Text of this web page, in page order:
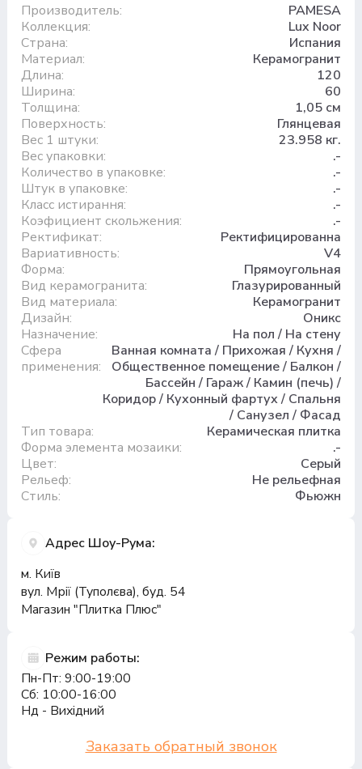
Производитель:
PAMESA
Коллекция:
Lux Noor
Страна:
Испания
Материал:
Керамогранит
Длина:
120
Ширина:
60
Толщина:
1,05 см
Поверхность:
Глянцевая
Вес 1 штуки:
23.958 кг.
Вес упаковки:
.-
Количество в упаковке:
.-
Штук в упаковке:
.-
Класс истирання:
.-
Коэфициент скольжения:
.-
Ректификат:
Ректифицированна
Вариативность:
V4
Форма:
Прямоугольная
Вид керамогранита:
Глазурированный
Вид материала:
Керамогранит
Дизайн:
Оникс
Назначение:
На пол / На стену
Сфера
применения:
Ванная комната / Прихожая / Кухня /
Общественное помещение / Балкон /
Бассейн / Гараж / Камин (печь) /
Коридор / Кухонный фартух / Спальня
/ Санузел / Фасад
Тип товара:
Керамическая плитка
Форма элемента мозаики:
.-
Цвет:
Серый
Рельеф:
Не рельефная
Стиль:
Фьюжн
Адрес Шоу-Рума:
м. Київ
вул. Мрії (Туполєва), буд. 54
Магазин "Плитка Плюс"
Режим работы:
Пн-Пт: 9:00-19:00
Сб: 10:00-16:00
Нд - Вихідний
Заказать обратный звонок